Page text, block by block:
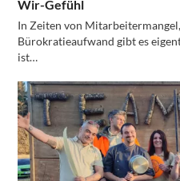
Wir-Gefühl
In Zeiten von
Bürokratieaufwand gibt es
ist…